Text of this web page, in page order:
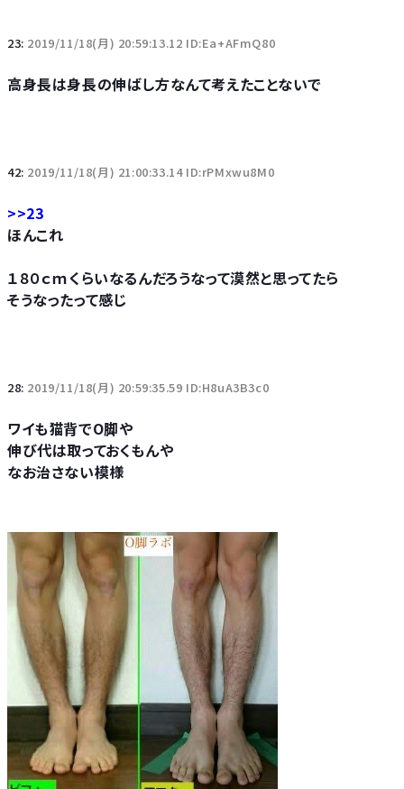
23: 2019/11/18(月) 20:59:13.12 ID:Ea+AFmQ80
高身長は身長の伸ばし方なんて考えたことないで
42: 2019/11/18(月) 21:00:33.14 ID:rPMxwu8M0
>>23
ほんこれ
１８０ｃｍくらいなるんだろうなって漠然と思ってたら
そうなったって感じ
28: 2019/11/18(月) 20:59:35.59 ID:H8uA3B3c0
ワイも猫背でO脚や
伸び代は取っておくもんや
なお治さない模様